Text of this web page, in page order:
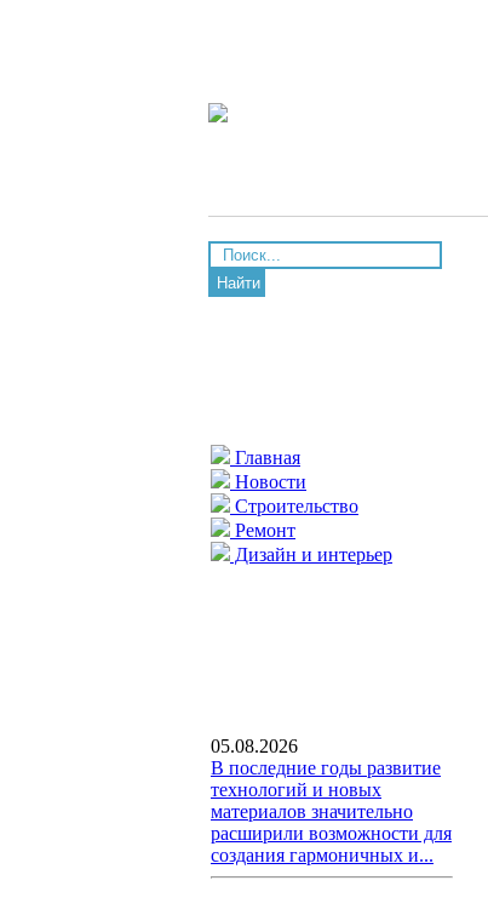
Найти
Главная
Новости
Строительство
Ремонт
Дизайн и интерьер
05.08.2026
В последние годы развитие
технологий и новых
материалов значительно
расширили возможности для
создания гармоничных и...